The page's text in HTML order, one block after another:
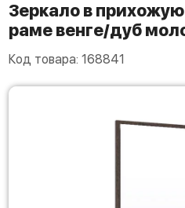
Зеркало в прихожую Ямайка ЯПЗ-1 в
раме венге/дуб
Код товара: 168841